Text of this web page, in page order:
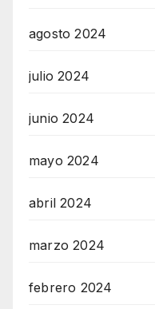
agosto 2024
julio 2024
junio 2024
mayo 2024
abril 2024
marzo 2024
febrero 2024